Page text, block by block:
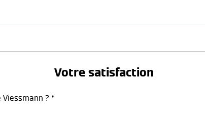
Votre satisfaction
? *